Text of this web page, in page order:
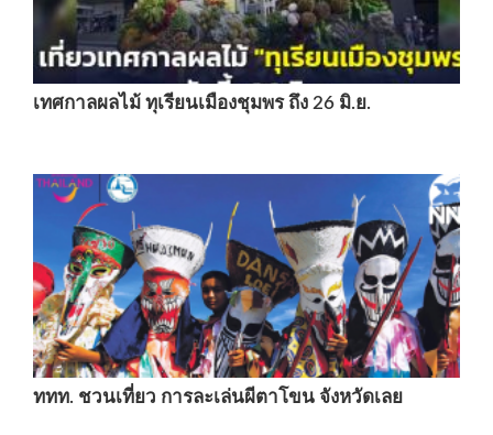
เทศกาลผลไม้ ทุเรียนเมืองชุมพร ถึง 26 มิ.ย.
ททท. ชวนเที่ยว การละเล่นผีตาโขน จังหวัดเลย